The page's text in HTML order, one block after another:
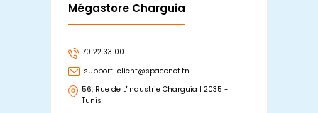
Mégastore Charguia
70 22 33 00
support-client@spacenet.tn
56, Rue de L'industrie Charguia I 2035 -
Tunis